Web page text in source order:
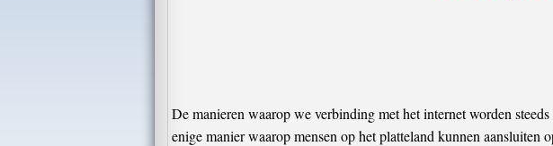
De manieren waarop we verbinding met het internet worden
enige manier waarop mensen op het platteland kunnen